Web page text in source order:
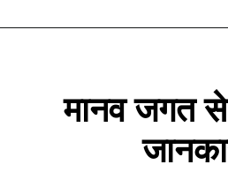
मानव जगत